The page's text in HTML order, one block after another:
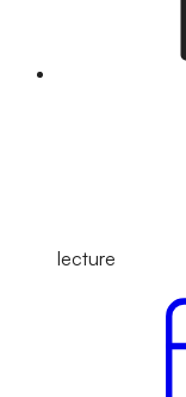
lecture